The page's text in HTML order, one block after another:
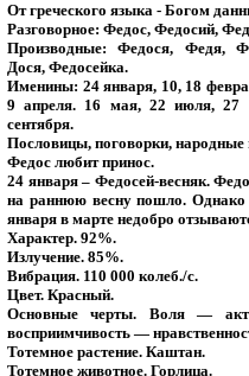
От греческого языка - Богом
Разговорное: Федос, Федосий,
Производные: Федося, Федя,
Дося, Федосейка.
Именины: 24 января, 10, 18
9 апреля. 16 мая, 22 июля, 27
сентября.
Пословицы, поговорки,
Федос любит принос.
24 января – Федосей-весняк.
на раннюю весну пошло. Однако
января в марте недобро
Характер. 92%.
Излучение. 85%.
Вибрация. 110 000 колеб./с.
Цвет. Красный.
Основные черты. Воля —
восприимчивость —
Тотемное растение. Каштан.
Тотемное животное. Горлица.